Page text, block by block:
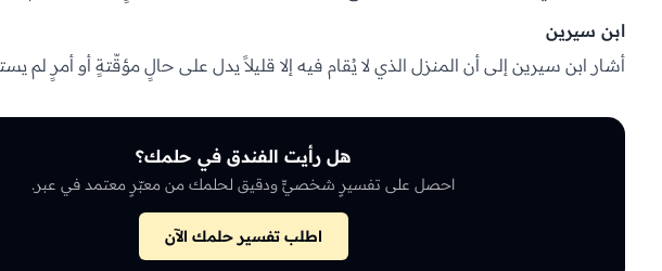
ابن سيرين
أشار ابن سيرين إلى أن المنزل الذي لا يُقام فيه إلا قليلاً يدل على حالٍ مؤقّتةٍ أو أمرٍ لم
هل رأيت الفندق في حلمك؟
احصل على تفسيرٍ شخصيٍّ ودقيق لحلمك من معبّرٍ معتمد في عبر.
اطلب تفسير حلمك الآن